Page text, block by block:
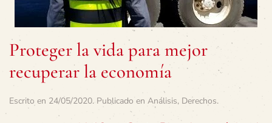
Proteger la vida para mejor
recuperar la economía
Escrito en 24/05/2020. Publicado en Análisis, Derechos.